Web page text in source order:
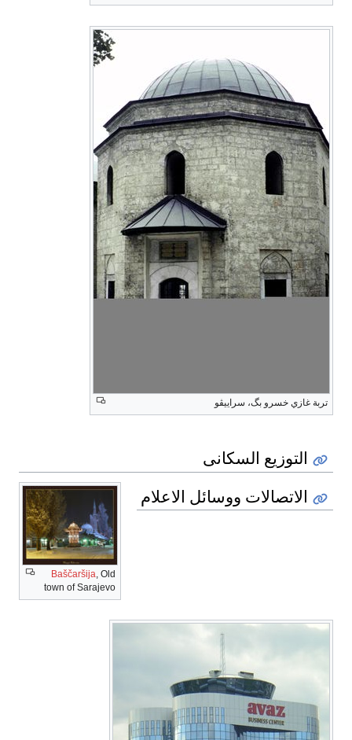
تربة غازي خسرو بگ، سراييڤو
التوزيع السكانى
Baščaršija, Old
town of Sarajevo
الاتصالات ووسائل الاعلام